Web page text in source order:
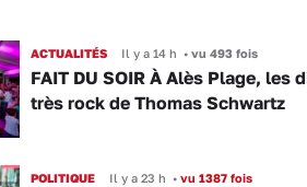
ACTUALITÉS Il y a 14 h •vu 493 fois
FAIT DU SOIR À Alès Plage, les
très rock de Thomas Schwartz
POLITIQUE Il y a 23 h •vu 1387 fois